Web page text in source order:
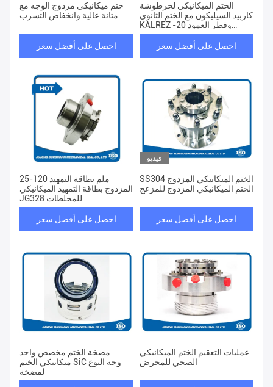
ختم ميكانيكي مزدوج الوجه مع
متانة عالية وانخفاض التسرب
احصل على أفضل سعر
الختم الميكانيكي لخرطوشة
كاربيد السيليكون مع الختم الثانوي
KALREZ وقطر العمود 20-
100MM
احصل على أفضل سعر
25-120 ملم بطاقة التمهيد
المزدوج بطاقة التمهيد الميكانيكي
JG328 للمخلطات
احصل على أفضل سعر
فيديو
SS304 الختم الميكانيكي المزدوج
الختم الميكانيكي المزدوج للمزعج
احصل على أفضل سعر
مضخة الختم مخصص واحد
ميكانيكي الختم SiC وجه النوع
لمضخة
عمليات التعقيم الختم الميكانيكي
الصحي للمحرض